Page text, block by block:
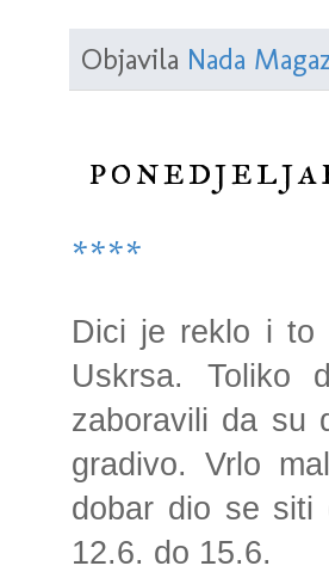
Objavila Nada
****
Dici je reklo i to
Uskrsa.
zaboravili da su
gradivo. Vrlo
dobar dio se siti
12.6. do 15.6.